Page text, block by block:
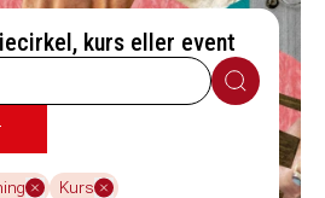
kurs eller event
Sök
Kurs